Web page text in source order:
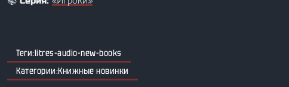
litres-audio-new-books
Книжные новинки